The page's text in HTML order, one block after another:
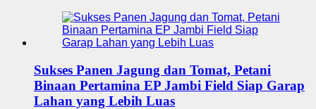
Sukses Panen Jagung dan Tomat, Petani
Binaan Pertamina EP Jambi Field Siap Garap
Lahan yang Lebih Luas